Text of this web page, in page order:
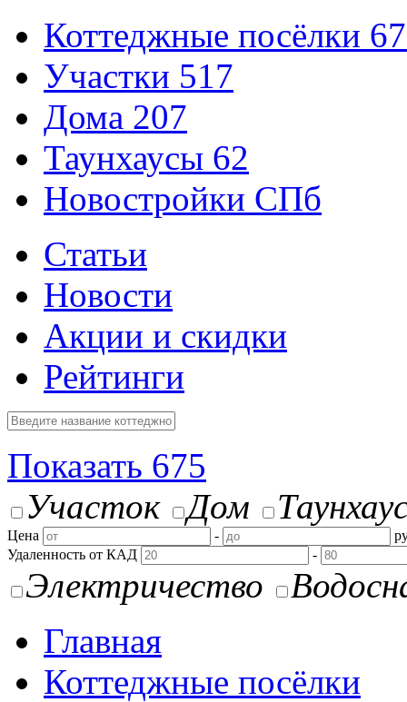
Коттеджные посёлки
Участки 517
Дома 207
Таунхаусы 62
Новостройки СПб
Статьи
Новости
Акции и скидки
Рейтинги
Показать 675
Участок
Дом
Цена -
Удаленность от КАД
-
Электричество
Главная
Коттеджные посёлки